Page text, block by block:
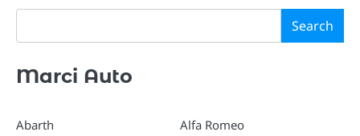
Search
Marci Auto
Abarth
Alfa Romeo